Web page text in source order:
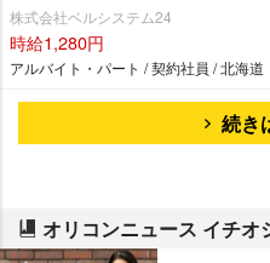
株式会社ベルシステム24
時給1,280円
アルバイト・パート / 契約社員 / 北海道
続き
オリコンニュース イチオ